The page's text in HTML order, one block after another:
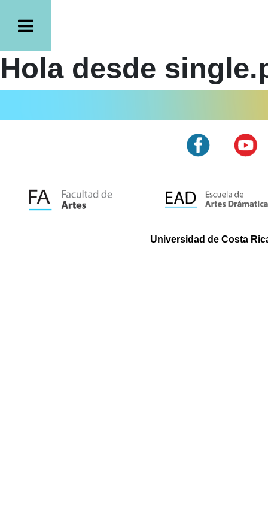
Hola desde
Universidad de Costa